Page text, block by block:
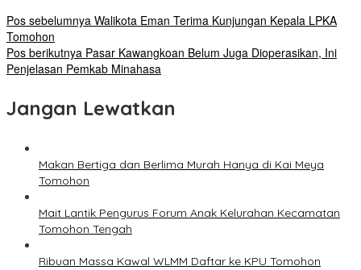
Pos sebelumnya Walikota Eman Terima Kunjungan Kepala LPKA
Tomohon
Pos berikutnya Pasar Kawangkoan Belum Juga Dioperasikan, Ini
Penjelasan Pemkab Minahasa
Jangan Lewatkan
Makan Bertiga dan Berlima Murah Hanya di Kai Meya
Tomohon
Mait Lantik Pengurus Forum Anak Kelurahan Kecamatan
Tomohon Tengah
Ribuan Massa Kawal WLMM Daftar ke KPU Tomohon